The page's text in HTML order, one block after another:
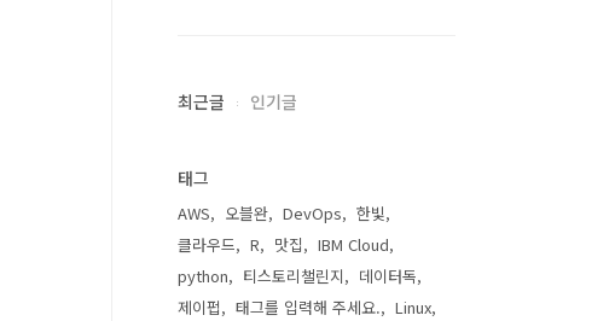
최근글 인기글
태그
AWS 오블완 DevOps
한빛
클라우드
R 맛집
IBM Cloud
python
티스토리챌린지
데이터독
제이펍
태그를 입력해 주세요.
Linux